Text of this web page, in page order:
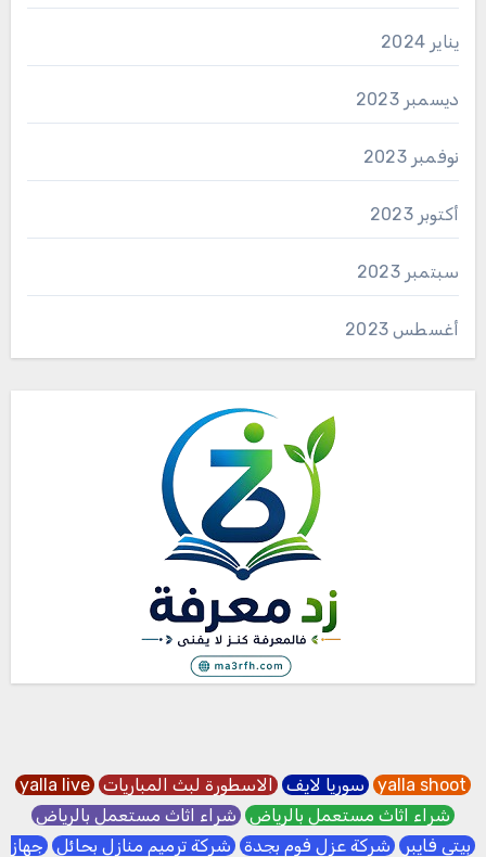
يناير 2024
ديسمبر 2023
نوفمبر 2023
أكتوبر 2023
سبتمبر 2023
أغسطس 2023
yalla shoot سوريا لايف الاسطورة لبث المباريات yalla live
شراء اثاث مستعمل بالرياض شراء اثاث مستعمل بالرياض
بيتي فايبر شركة عزل فوم بجدة شركة ترميم منازل بحائل جهاز